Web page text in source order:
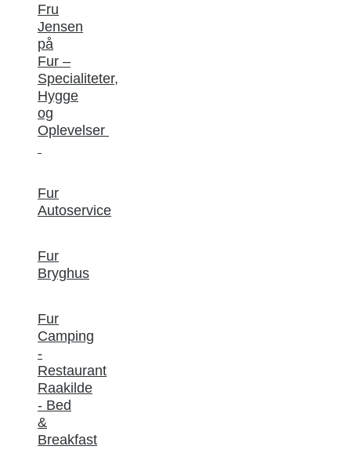
Fru
Jensen
på
Fur –
Specialiteter,
Hygge
og
Oplevelser
Fur
Autoservice
Fur
Bryghus
Fur
Camping
-
Restaurant
Raakilde
- Bed
&
Breakfast